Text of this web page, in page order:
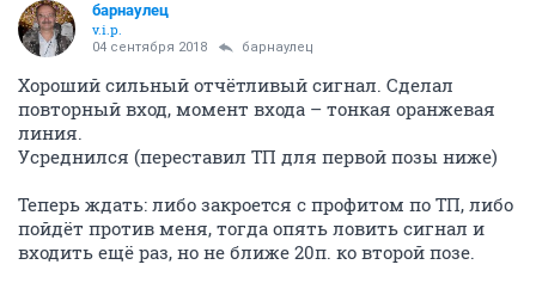
барнаулец
v.i.p.
04 сентября 2018 барнаулец
Хороший сильный отчётливый сигнал. Сделал
повторный вход, момент входа – тонкая оранжевая
линия.
Усреднился (переставил ТП для первой позы ниже)
Теперь ждать: либо закроется с профитом по ТП, либо
пойдёт против меня, тогда опять ловить сигнал и
входить ещё раз, но не ближе 20п. ко второй позе.